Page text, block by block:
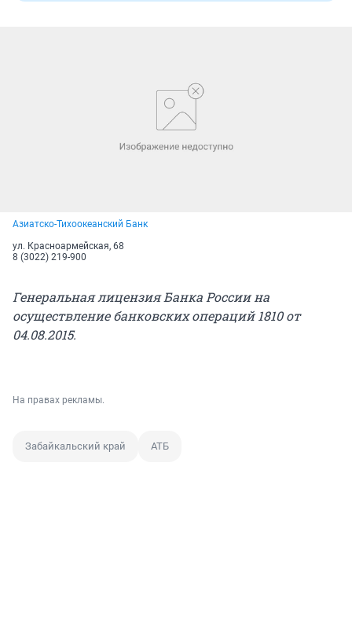
Азиатско-Тихоокеанский Банк
ул. Красноармейская, 68
8 (3022) 219-900
Генеральная лицензия Банка России на
осуществление банковских операций 1810 от
04.08.2015.
На правах рекламы.
Забайкальский край АТБ